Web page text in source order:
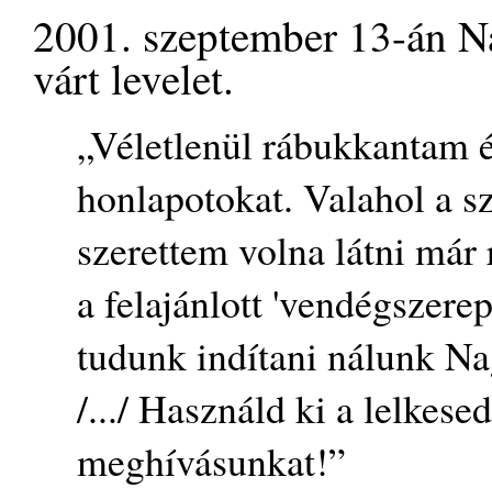
2001. szeptember 13-án
várt levelet.
„Véletlenül rábukkantam
honlapotokat. Valahol a
szerettem volna látni
a felajánlott
tudunk indítani nálunk
/.../ Használd ki a
meghívásunkat!”